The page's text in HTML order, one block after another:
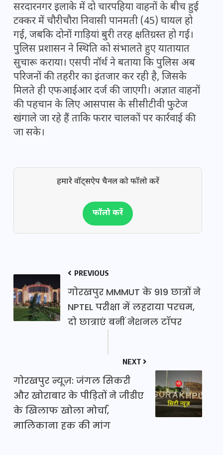
सरदारनगर इलाके में दो चारपहिया वाहनों के बीच हुई
टक्कर में चौरीचौरा निवासी पानमती (45) घायल हो
गईं, जबकि दोनों गाड़ियां बुरी तरह क्षतिग्रस्त हो गईं।
पुलिस प्रशासन ने स्थिति को संभालते हुए यातायात
सुचारू कराया। एसपी नॉर्थ ने बताया कि पुलिस अब
परिजनों की तहरीर का इंतजार कर रही है, जिसके
मिलते ही एफआईआर दर्ज की जाएगी। अज्ञात वाहनों
की पहचान के लिए आसपास के सीसीटीवी फुटेज
खंगाले जा रहे हैं ताकि फरार चालकों पर कार्रवाई की
जा सके।
हमारे वॉट्सऐप चैनल को फॉलो करें
फॉलो करें
PREVIOUS
गोरखपुर MMMUT के 919 छात्रों ने
NPTEL परीक्षा में लहराया परचम,
दो छात्राएं बनीं नेशनल टॉपर
NEXT
गोरखपुर न्यूज़: जंगल सिकरी
और खोराबार के पीड़ितों ने जीडीए
के खिलाफ खोला मोर्चा,
मालिकाना हक की मांग